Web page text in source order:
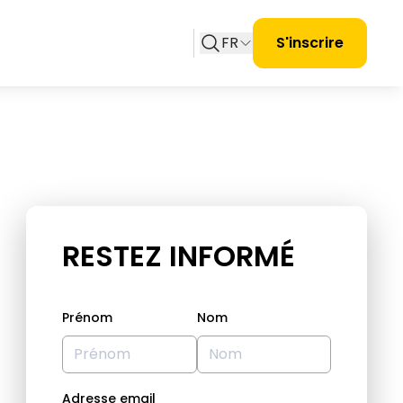
FR S'inscrire
RESTEZ INFORMÉ
Prénom Nom
Adresse email